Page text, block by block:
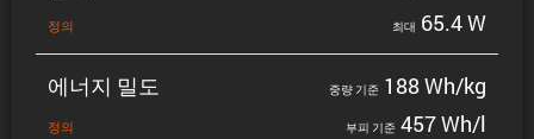
정의 최대 65.4 W
에너지 밀도
정의
중량 기준 188 Wh/kg
부피 기준 457 Wh/l